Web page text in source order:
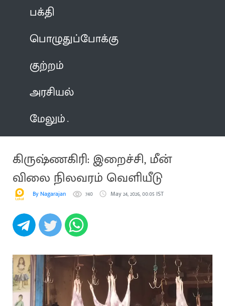
பக்தி
பொழுதுப்போக்கு
குற்றம்
அரசியல்
மேலும்
கிருஷ்ணகிரி: இறைச்சி, மீன்
விலை நிலவரம் வெளியீடு
By Nagarajan 740 May 24, 2026, 00:05 IST